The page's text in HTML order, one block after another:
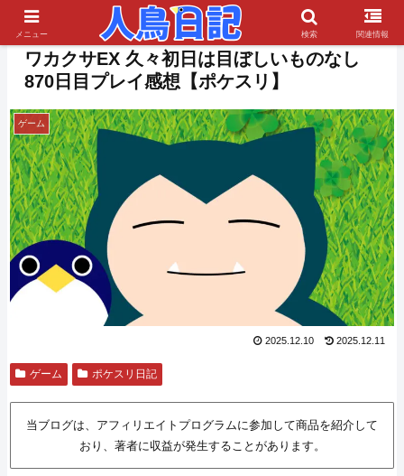
ワカクサEX 久々初日は目ぼしいものなし
870日目プレイ感想【ポケスリ】
ゲーム
2025.12.10 2025.12.11
ゲーム ポケスリ日記
当ブログは、アフィリエイトプログラムに参加して商品を紹介して
おり、著者に収益が発生することがあります。
メニュー 検索 関連情報